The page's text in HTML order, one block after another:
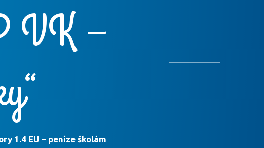
VK –
1.4 EU – peníze školám